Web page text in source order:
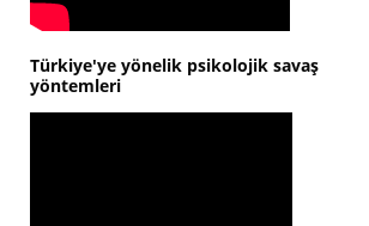
Türkiye'ye yönelik psikolojik savaş
yöntemleri